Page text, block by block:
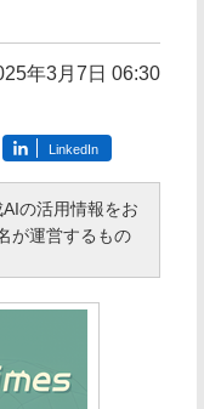
年3月7日 06:30
LinkedIn
の活用情報をお
が運営するもの